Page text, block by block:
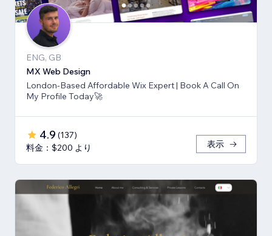
ENG, GB
MX Web Design
London-Based Affordable Wix Expert | Book A Call On
My Profile Today🚀
4.9 (137)
料金：$200 より
表示